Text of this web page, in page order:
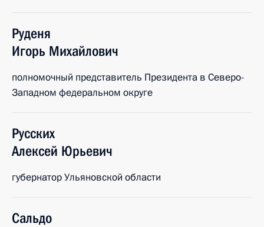
Руденя
Игорь Михайлович
полномочный представитель Президента в Северо-
Западном федеральном округе
Русских
Алексей Юрьевич
губернатор Ульяновской области
Сальдо